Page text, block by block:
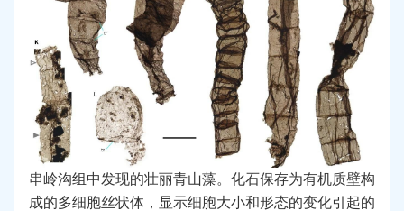
串岭沟组中发现的壮丽青山藻。化石保存为有机质壁构
成的多细胞丝状体，显示细胞大小和形态的变化引起的